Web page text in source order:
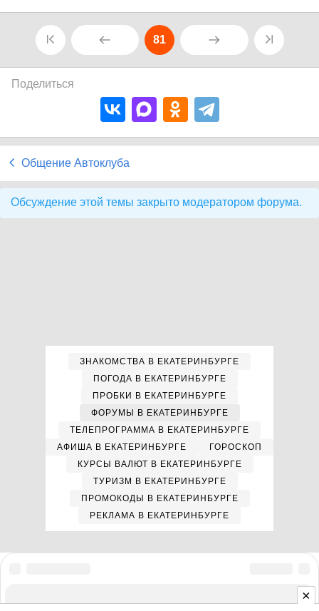
81
Поделиться
Общение Автоклуба
Обсуждение этой темы закрыто модератором форума.
ЗНАКОМСТВА В ЕКАТЕРИНБУРГЕ
ПОГОДА В ЕКАТЕРИНБУРГЕ
ПРОБКИ В ЕКАТЕРИНБУРГЕ
ФОРУМЫ В ЕКАТЕРИНБУРГЕ
ТЕЛЕПРОГРАММА В ЕКАТЕРИНБУРГЕ
АФИША В ЕКАТЕРИНБУРГЕ
ГОРОСКОП
КУРСЫ ВАЛЮТ В ЕКАТЕРИНБУРГЕ
ТУРИЗМ В ЕКАТЕРИНБУРГЕ
ПРОМОКОДЫ В ЕКАТЕРИНБУРГЕ
РЕКЛАМА В ЕКАТЕРИНБУРГЕ